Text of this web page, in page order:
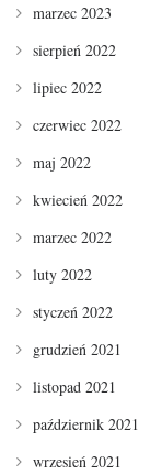
marzec 2023
sierpień 2022
lipiec 2022
czerwiec 2022
maj 2022
kwiecień 2022
marzec 2022
luty 2022
styczeń 2022
grudzień 2021
listopad 2021
październik 2021
wrzesień 2021